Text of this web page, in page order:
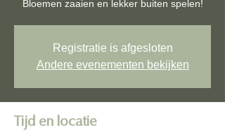
Bloemen zaaien en lekker buiten spelen!
Registratie is afgesloten
Andere evenementen bekijken
Tijd en locatie